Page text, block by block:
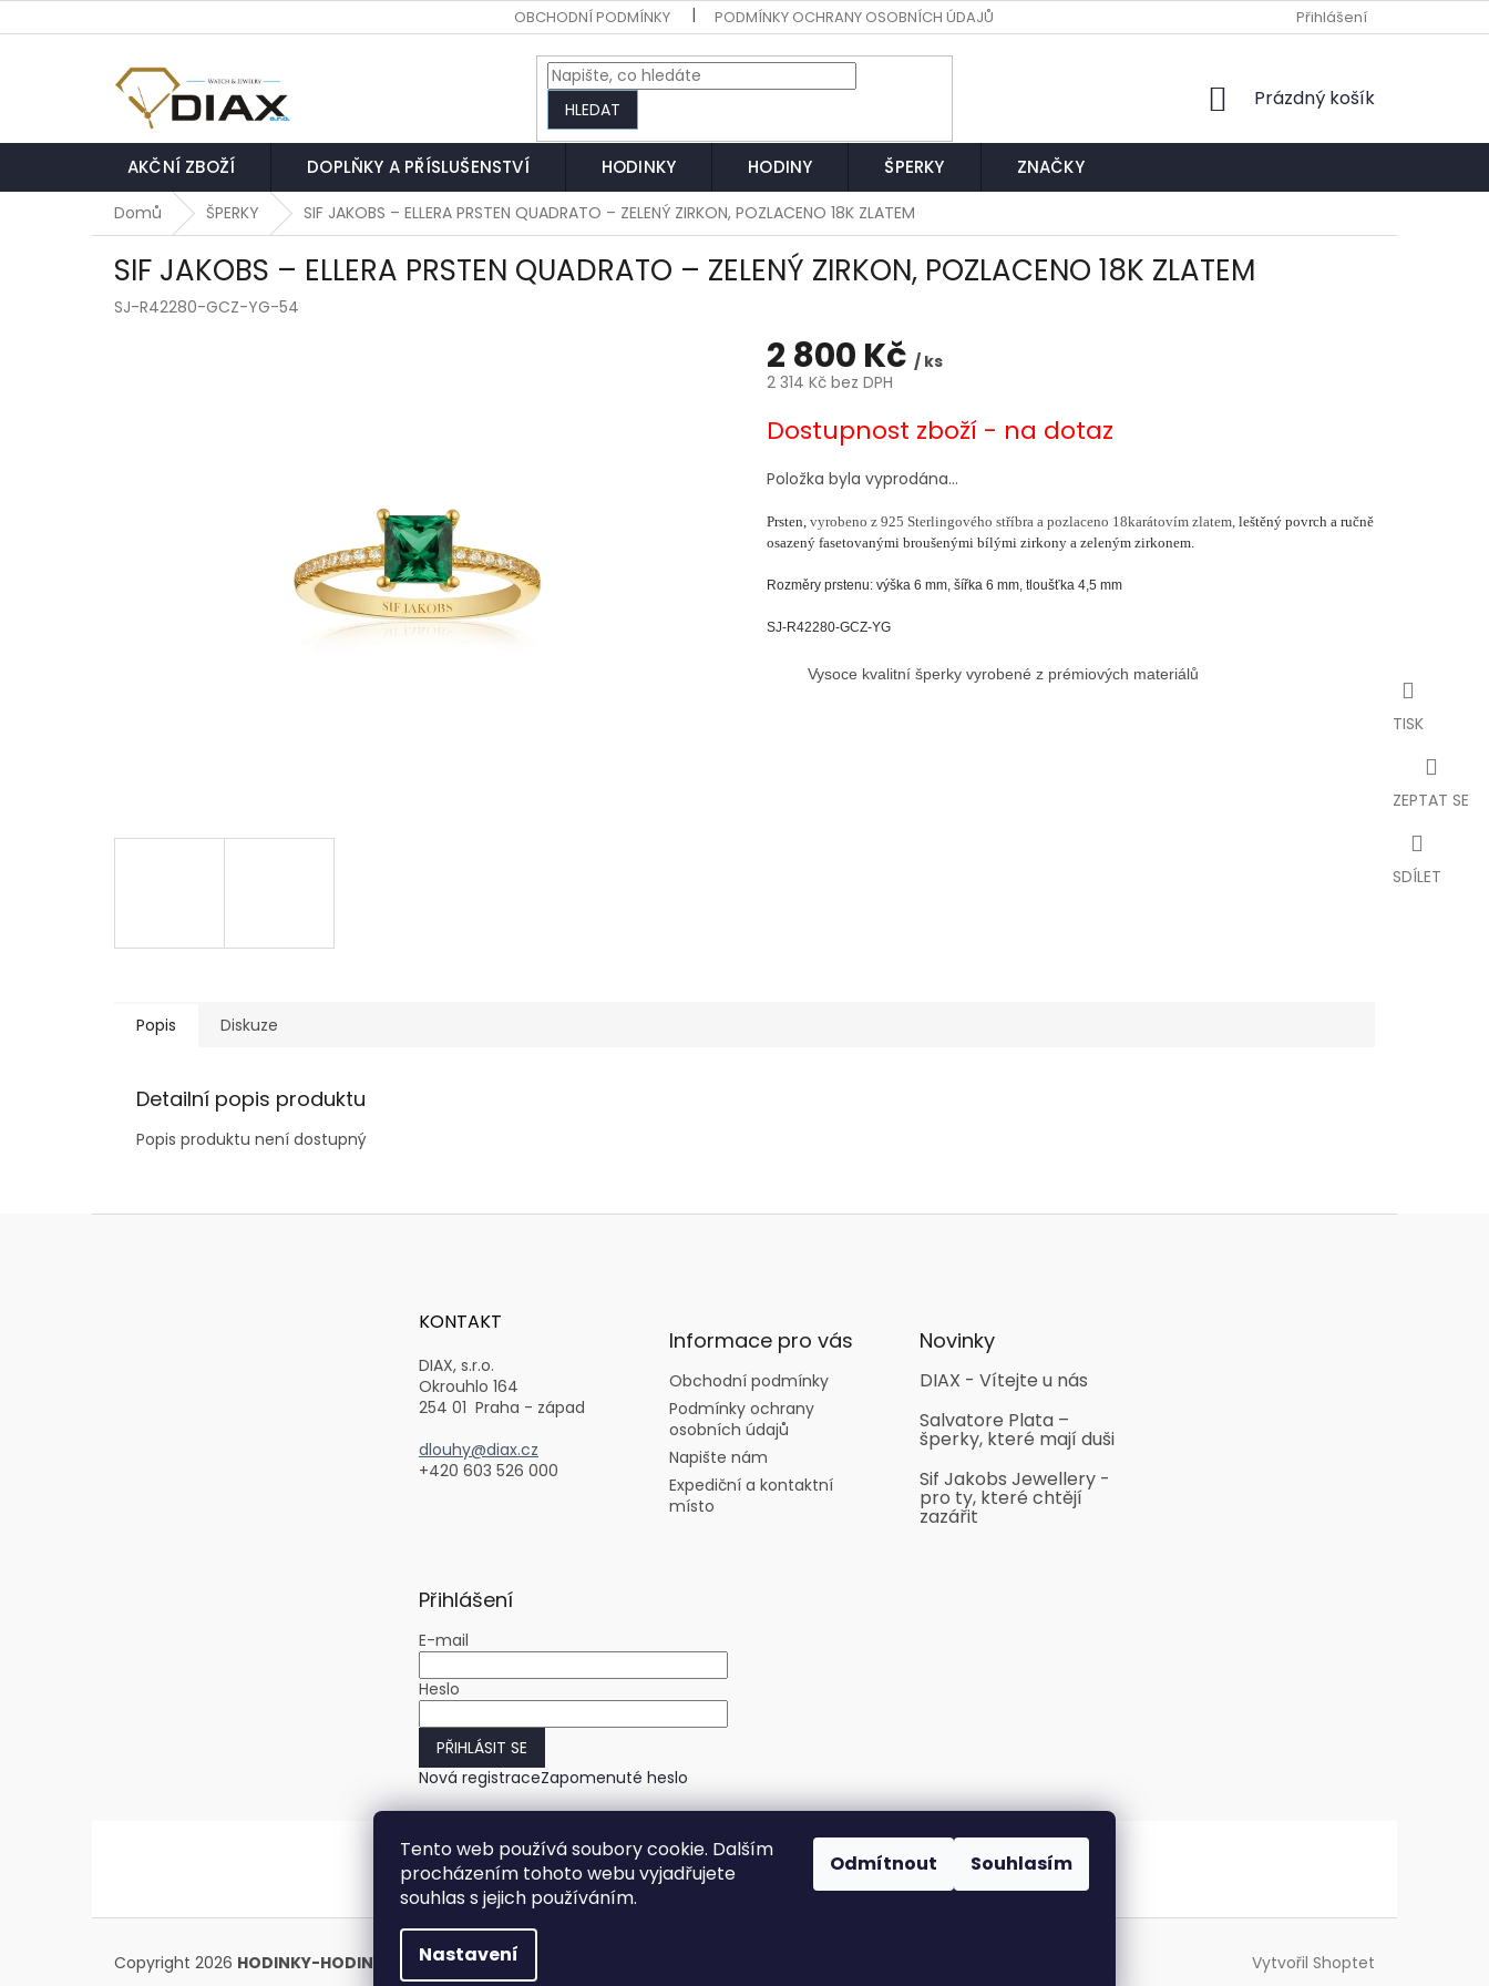
Tento web používá soubory cookie. Dalším
procházením tohoto webu vyjadřujete
souhlas s jejich používáním.
Nastavení
Odmítnout Souhlasím
na
OBCHODNÍ PODMÍNKY PODMÍNKY OCHRANY OSOBNÍCH ÚDAJŮ EXPEDIČNÍ A KONTAKTNÍ MÍSTO
Přihlášení
HLEDAT
NÁKUPNÍ
Prázdný košík
AKČNÍ ZBOŽÍ DOPLŇKY A PŘÍSLUŠENSTVÍ HODINKY HODINY ŠPERKY ZNAČKY
Domů ŠPERKY SIF JAKOBS – ELLERA PRSTEN QUADRATO – ZELENÝ ZIRKON, POZLACENO 18K ZLATEM
SIF JAKOBS – ELLERA PRSTEN QUADRATO – ZELENÝ ZIRKON, POZLACENO 18K ZLATEM
SJ-R42280-GCZ-YG-54
2 800 Kč / ks
2 314 Kč bez DPH
cena:
Dostupnost zboží - na dotaz
Položka byla vyprodána…
Prsten, vyrobeno z 925 Sterlingového stříbra a pozlaceno 18karátovím zlatem, leštěný povrch a ručně
osazený fasetovanými broušenými bílými zirkony a zeleným zirkonem.
Rozměry prstenu: výška 6 mm, šířka 6 mm, tloušťka 4,5 mm
SJ-R42280-GCZ-YG
Vysoce kvalitní šperky vyrobené z prémiových materiálů
TISK
ZEPTAT SE
SDÍLET
Popis Diskuze
Detailní popis produktu
Popis produktu není dostupný
KONTAKT
DIAX, s.r.o.
Okrouhlo 164
254 01 Praha - západ
dlouhy@diax.cz
+420 603 526 000
Informace pro vás
Obchodní podmínky
Podmínky ochrany
osobních údajů
Napište nám
Expediční a kontaktní
místo
Novinky
DIAX - Vítejte u nás
Salvatore Plata –
šperky, které mají duši
Sif Jakobs Jewellery -
pro ty, které chtějí
zazářit
Přihlášení
E-mail
Heslo
PŘIHLÁSIT SE
Nová registraceZapomenuté heslo
Vytvořil Shoptet
Copyright 2026 HODINKY-HODINY.cz . Všechna práva vyhrazena.